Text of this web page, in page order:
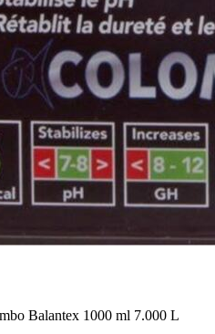
Balantex 1000 ml 7.000 L